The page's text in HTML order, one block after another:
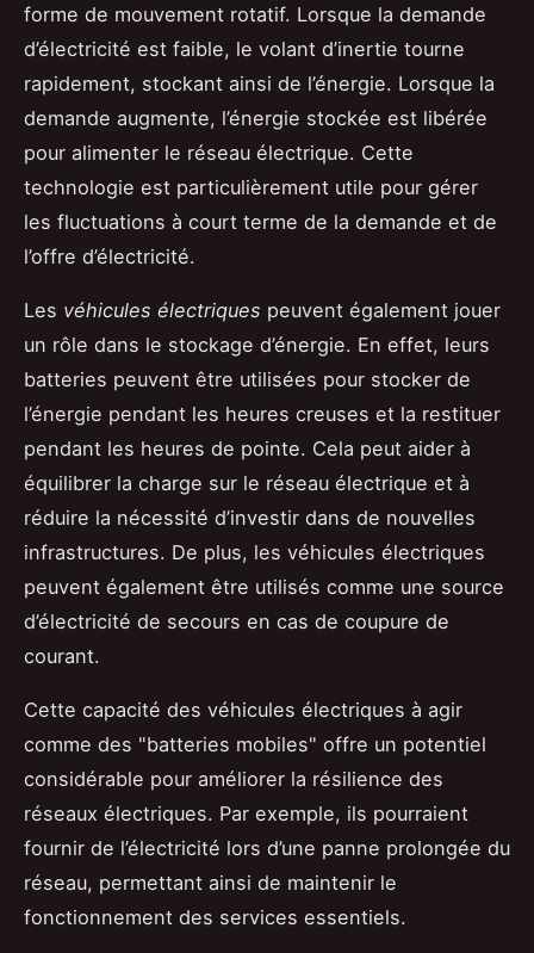
forme de mouvement rotatif. Lorsque la demande
d’électricité est faible, le volant d’inertie tourne
rapidement, stockant ainsi de l’énergie. Lorsque la
demande augmente, l’énergie stockée est libérée
pour alimenter le réseau électrique. Cette
technologie est particulièrement utile pour gérer
les fluctuations à court terme de la demande et de
l’offre d’électricité.
Les véhicules électriques peuvent également jouer
un rôle dans le stockage d’énergie. En effet, leurs
batteries peuvent être utilisées pour stocker de
l’énergie pendant les heures creuses et la restituer
pendant les heures de pointe. Cela peut aider à
équilibrer la charge sur le réseau électrique et à
réduire la nécessité d’investir dans de nouvelles
infrastructures. De plus, les véhicules électriques
peuvent également être utilisés comme une source
d’électricité de secours en cas de coupure de
courant.
Cette capacité des véhicules électriques à agir
comme des "batteries mobiles" offre un potentiel
considérable pour améliorer la résilience des
réseaux électriques. Par exemple, ils pourraient
fournir de l’électricité lors d’une panne prolongée du
réseau, permettant ainsi de maintenir le
fonctionnement des services essentiels.